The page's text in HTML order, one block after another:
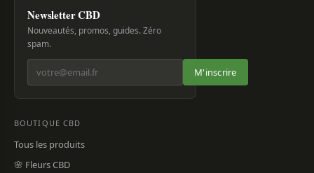
Newsletter CBD
Nouveautés, promos, guides. Zéro
spam.
M'inscrire
BOUTIQUE CBD
Tous les produits
🌸 Fleurs CBD